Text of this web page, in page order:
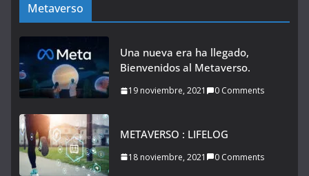
Metaverso
Una nueva era ha llegado,
Bienvenidos al Metaverso.
19 noviembre, 2021 0 Comments
METAVERSO : LIFELOG
18 noviembre, 2021 0 Comments